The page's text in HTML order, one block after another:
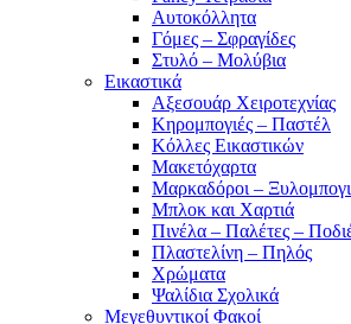
Αυτοκόλλητα
Γόμες – Σφραγίδες
Στυλό – Μολύβια
Εικαστικά
Αξεσουάρ Χειροτεχνίας
Κηρομπογιές – Παστέλ
Κόλλες Εικαστικών
Μακετόχαρτα
Μαρκαδόροι –
Μπλοκ και Χαρτιά
Πινέλα – Παλέτες –
Πλαστελίνη – Πηλός
Χρώματα
Ψαλίδια Σχολικά
Μεγεθυντικοί Φακοί